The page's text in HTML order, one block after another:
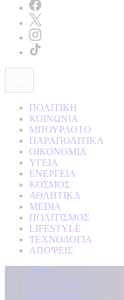
ΠΟΛΙΤΙΚΗ
ΚΟΙΝΩΝΙΑ
ΜΠΟΥΡΛΟΤΟ
ΠΑΡΑΠΟΛΙΤΙΚΑ
ΟΙΚΟΝΟΜΙΑ
ΥΓΕΙΑ
ΕΝΕΡΓΕΙΑ
ΚΟΣΜΟΣ
ΑΘΛΗΤΙΚΑ
MEDIA
ΠΟΛΙΤΙΣΜΟΣ
LIFESTYLE
ΤΕΧΝΟΛΟΓΙΑ
ΑΠΟΨΕΙΣ
Αρχική
Kontra Live
Καταγγελίες